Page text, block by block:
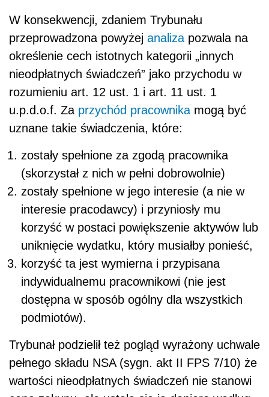
W konsekwencji, zdaniem Trybunału
przeprowadzona powyżej analiza pozwala na
określenie cech istotnych kategorii „innych
nieodpłatnych świadczeń” jako przychodu w
rozumieniu art. 12 ust. 1 i art. 11 ust. 1
u.p.d.o.f. Za przychód pracownika mogą być
uznane takie świadczenia, które:
zostały spełnione za zgodą pracownika
(skorzystał z nich w pełni dobrowolnie)
zostały spełnione w jego interesie (a nie w
interesie pracodawcy) i przyniosły mu
korzyść w postaci powiększenie aktywów lub
uniknięcie wydatku, który musiałby ponieść,
korzyść ta jest wymierna i przypisana
indywidualnemu pracownikowi (nie jest
dostępna w sposób ogólny dla wszystkich
podmiotów).
Trybunał podzielił też pogląd wyrażony uchwale
pełnego składu NSA (sygn. akt II FPS 7/10) że
wartości nieodpłatnych świadczeń nie stanowi